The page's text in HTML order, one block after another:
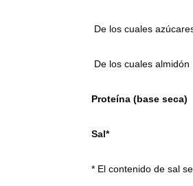
De los cuales
De los cuales almidón
Proteína (base seca)
Sal*
* El contenido de sal